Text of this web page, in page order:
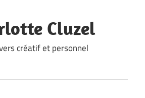
Cluzel
créatif et personnel